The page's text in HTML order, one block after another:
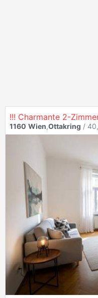
!!! Charmante 2-
1160 Wien,Ottakring /